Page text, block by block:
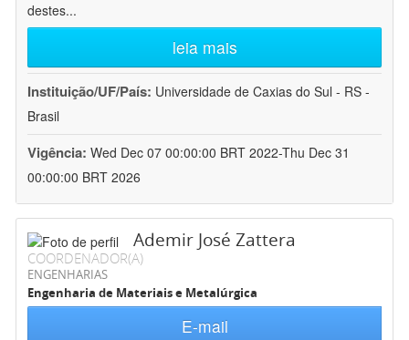
destes...
leia mais
Instituição/UF/País: Universidade de Caxias do Sul - RS -
Brasil
Vigência: Wed Dec 07 00:00:00 BRT 2022-Thu Dec 31
00:00:00 BRT 2026
Ademir José Zattera
COORDENADOR(A)
ENGENHARIAS
Engenharia de Materiais e Metalúrgica
E-mail